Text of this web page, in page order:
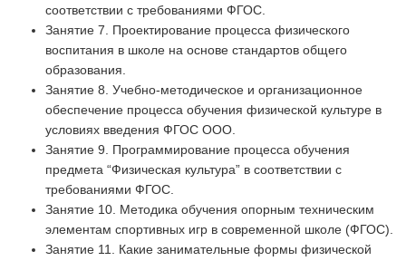
соответствии с требованиями ФГОС.
Занятие 7. Проектирование процесса физического
воспитания в школе на основе стандартов общего
образования.
Занятие 8. Учебно-методическое и организационное
обеспечение процесса обучения физической культуре в
условиях введения ФГОС ООО.
Занятие 9. Программирование процесса обучения
предмета “Физическая культура” в соответствии с
требованиями ФГОС.
Занятие 10. Методика обучения опорным техническим
элементам спортивных игр в современной школе (ФГОС).
Занятие 11. Какие занимательные формы физической